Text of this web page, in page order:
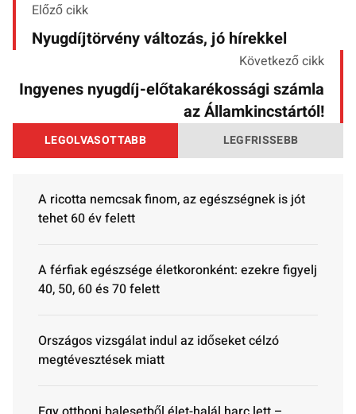
Előző cikk
Nyugdíjtörvény változás, jó hírekkel
Következő cikk
Ingyenes nyugdíj-előtakarékossági számla
az Államkincstártól!
LEGOLVASOTTABB LEGFRISSEBB
A ricotta nemcsak finom, az egészségnek is jót
tehet 60 év felett
A férfiak egészsége életkoronként: ezekre figyelj
40, 50, 60 és 70 felett
Országos vizsgálat indul az időseket célzó
megtévesztések miatt